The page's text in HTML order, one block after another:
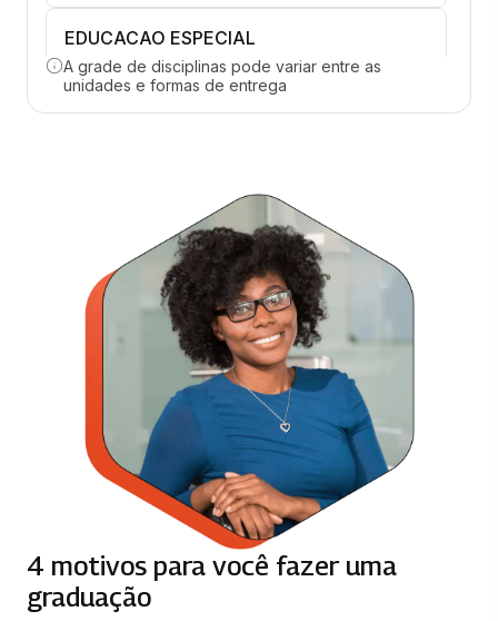
EDUCACAO ESPECIAL
66 horas
MODELAGEM DE PROCESSOS
ORGANIZACAO E ESTRUTURA DE MODAIS
66 horas
SAÚDE, SEGURANÇA E QUALIDADE DE
VIDA NO TRABALHO
66 horas
DESIGN E FORMATAÇÃO DE NEGÓCIOS
66 horas
A grade de disciplinas pode variar entre as
unidades e formas de entrega
4 motivos para você fazer uma
graduação